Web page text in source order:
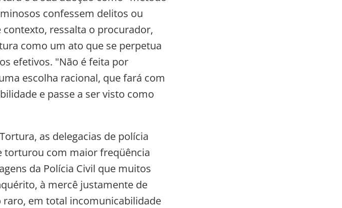
confessem delitos ou
ressalta o procurador,
como um ato que se perpetua
efetivos. "Não é feita por
escolha racional, que fará com
e passe a ser visto como
as delegacias de polícia
torturou com maior freqüência
da Polícia Civil que muitos
à mercê justamente de
raro, em total incomunicabilidade